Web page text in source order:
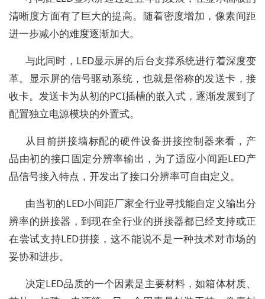
清晰度方面有了巨大的提高。随着密度增加，像素间距
进一步减小的难度逐渐加大。
与此同时，LED显示屏的后台支撑系统进行着深度变
革。显示屏的信号驱动系统，也就是俗称的发送卡，接
收卡。发送卡为从初的PCI插槽的嵌入式，逐渐发展到了
配置独立电源模块的外置式。
从目前拼接墙标配的硬件设备拼接控制器来看，产
品由初的接口固定分辨率输出，为了适应小间距LED产
品信号接入特点，开发出了接口分辨率可自由定义。
由当初的LED小间距厂家全行业寻找能自定义输出分
辨率的拼接器，到现在全行业的拼接器都已经支持或正
在尝试支持LED拼接，这不能说不是一种技术对市场的
妥协和进步。
决定LED品质的一个因素是主要材料，如箱体材质、